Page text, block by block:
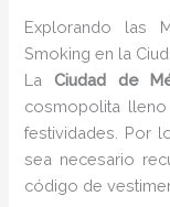
Explorando las
Smoking en la
LaCiudad de
cosmopolita
festividades. Por
sea necesario
código de